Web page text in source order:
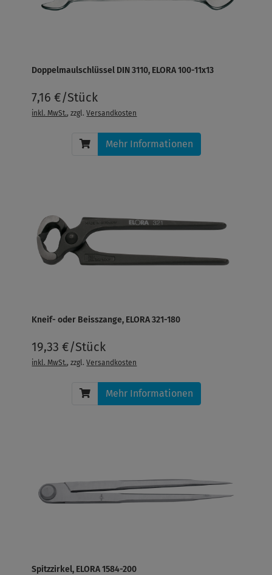
Doppelmaulschlüssel DIN 3110, ELORA 100-11x13
7,16 €/Stück
inkl. MwSt., zzgl.Versandkosten
Mehr Informationen
Kneif- oder Beisszange, ELORA 321-180
19,33 €/Stück
inkl. MwSt., zzgl.Versandkosten
Mehr Informationen
Spitzzirkel, ELORA 1584-200